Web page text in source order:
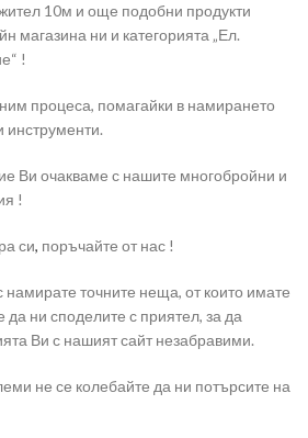
10м и още подобни продукти
магазина ни и категорията „Ел.
!
процеса, помагайки в намирането
инструменти.
Ви очакваме с нашите многобройни и
!
си, поръчайте от нас !
намирате точните неща, от които имате
да ни споделите с приятел, за да
Ви с нашият сайт незабравими.
не се колебайте да ни потърсите на